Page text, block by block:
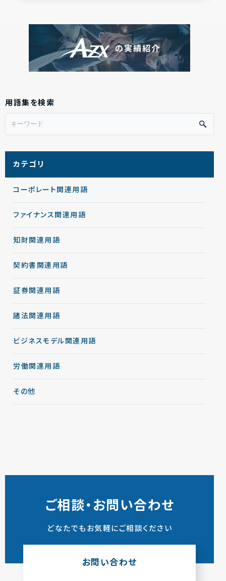
用語集を検索
カテゴリ
コーポレート関連用語
ファイナンス関連用語
知財関連用語
契約書関連用語
証券関連用語
諸法関連用語
ビジネスモデル関連用語
労働関連用語
その他
ご相談・お問い合わせ
どなたでもお気軽にご相談ください
お問い合わせ